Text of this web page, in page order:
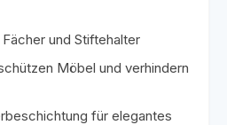
und Stiftehalter
Möbel und verhindern
für elegantes